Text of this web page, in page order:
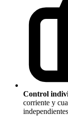
Control
corriente y